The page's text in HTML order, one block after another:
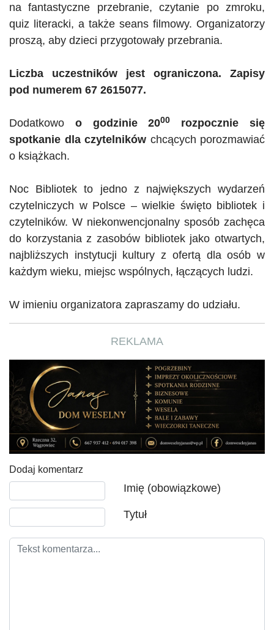
na fantastyczne przebranie, czytanie po zmroku,
quiz literacki, a także seans filmowy. Organizatorzy
proszą, aby dzieci przygotowały przebrania.
Liczba uczestników jest ograniczona. Zapisy
pod numerem 67 2615077.
Dodatkowo o godzinie 2000
rozpocznie się
spotkanie dla czytelników chcących porozmawiać
o książkach.
Noc Bibliotek to jedno z największych wydarzeń
czytelniczych w Polsce – wielkie święto bibliotek i
czytelników. W niekonwencjonalny sposób zachęca
do korzystania z zasobów bibliotek jako otwartych,
najbliższych instytucji kultury z ofertą dla osób w
każdym wieku, miejsc wspólnych, łączących ludzi.
W imieniu organizatora zapraszamy do udziału.
REKLAMA
Dodaj komentarz
Imię (obowiązkowe)
Tytuł